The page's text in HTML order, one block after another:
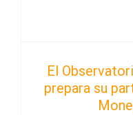
El
prepara su